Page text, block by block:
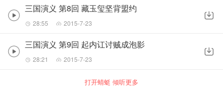
三国演义 第8回 藏玉玺坚背盟约
28:55 2015-7-23
三国演义 第9回 起内讧讨贼成泡影
28:21 2015-7-23
打开蜻蜓 倾听更多